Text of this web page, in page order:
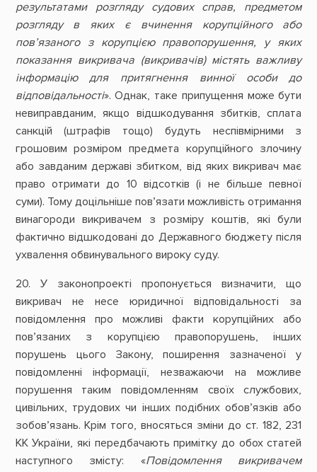
результатами розгляду судових справ, предметом
розгляду в яких є вчинення корупційного або
пов’язаного з корупцією правопорушення, у яких
показання викривача (викривачів) містять важливу
інформацію для притягнення винної особи до
відповідальності». Однак, таке припущення може бути
невиправданим, якщо відшкодування збитків, сплата
санкцій (штрафів тощо) будуть неспівмірними з
грошовим розміром предмета корупційного злочину
або завданим державі збитком, від яких викривач має
право отримати до 10 відсотків (і не більше певної
суми). Тому доцільніше пов’язати можливість отримання
винагороди викривачем з розміру коштів, які були
фактично відшкодовані до Державного бюджету після
ухвалення обвинувального вироку суду.
20. У законопроекті пропонується визначити, що
викривач не несе юридичної відповідальності за
повідомлення про можливі факти корупційних або
пов’язаних з корупцією правопорушень, інших
порушень цього Закону, поширення зазначеної у
повідомленні інформації, незважаючи на можливе
порушення таким повідомленням своїх службових,
цивільних, трудових чи інших подібних обов’язків або
зобов’язань. Крім того, вносяться зміни до ст. 182, 231
КК України, які передбачають примітку до обох статей
наступного змісту: «Повідомлення викривачем